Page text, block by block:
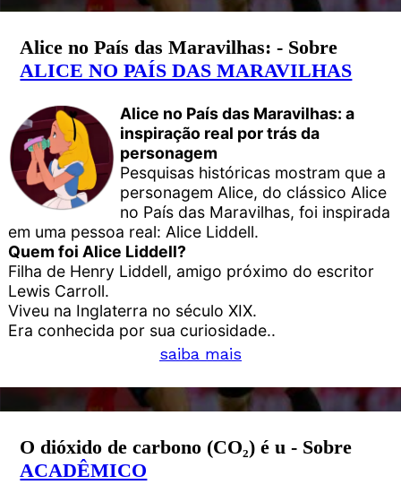
Alice no País das Maravilhas: - Sobre
ALICE NO PAÍS DAS MARAVILHAS
Alice no País das Maravilhas: a
inspiração real por trás da
personagem
Pesquisas históricas mostram que a
personagem Alice, do clássico Alice
no País das Maravilhas, foi inspirada
em uma pessoa real: Alice Liddell.
Quem foi Alice Liddell?
Filha de Henry Liddell, amigo próximo do escritor
Lewis Carroll.
Viveu na Inglaterra no século XIX.
Era conhecida por sua curiosidade..
saiba mais
O dióxido de carbono (CO₂) é u - Sobre
ACADÊMICO